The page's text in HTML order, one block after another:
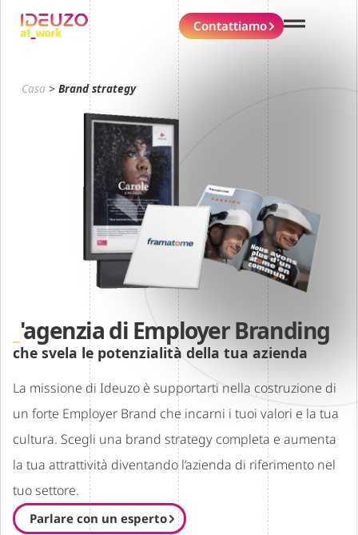
Contattiamo
Casa >Brand strategy
'agenzia di Employer Branding
che svela le potenzialità della tua azienda
La missione di Ideuzo è supportarti nella costruzione di
un forte Employer Brand che incarni i tuoi valori e la tua
cultura. Scegli una brand strategy completa e aumenta
la tua attrattività diventando l’azienda di riferimento nel
tuo settore.
Parlare con un esperto